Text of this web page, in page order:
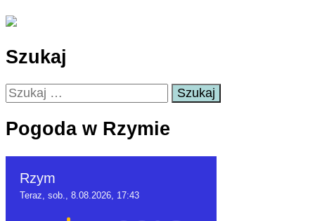
Szukaj
Szukaj:
Pogoda w Rzymie